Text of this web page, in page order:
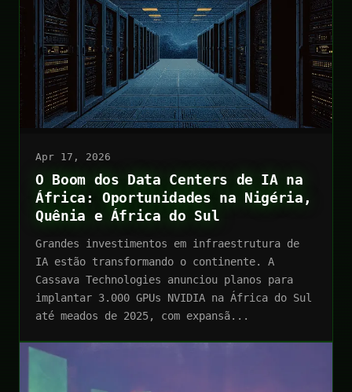
Apr 17, 2026
O Boom dos Data Centers de IA na
África: Oportunidades na Nigéria,
Quênia e África do Sul
Grandes investimentos em infraestrutura de
IA estão transformando o continente. A
Cassava Technologies anunciou planos para
implantar 3.000 GPUs NVIDIA na África do Sul
até meados de 2025, com expansã...